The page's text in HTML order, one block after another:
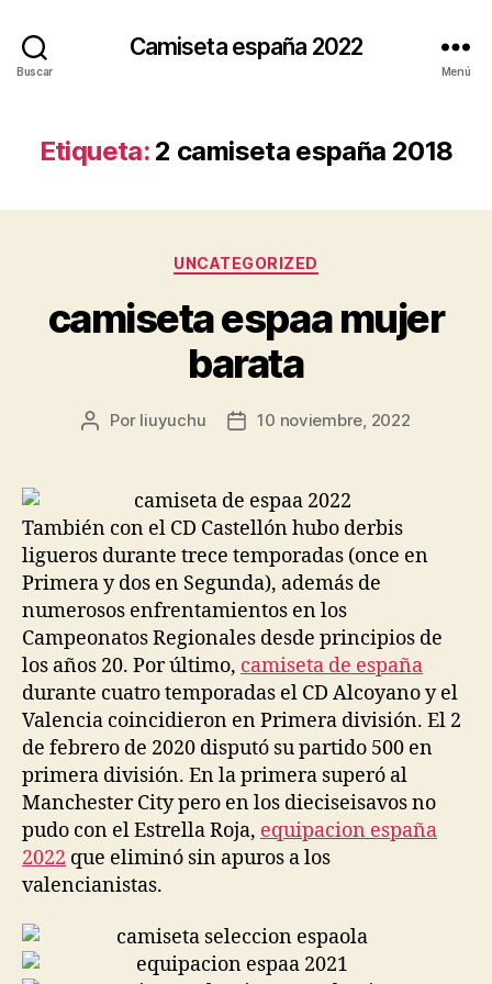
Buscar
Camiseta españa 2022
Menú
Etiqueta: 2 camiseta españa 2018
Categorías
UNCATEGORIZED
camiseta espaa mujer
barata
Autor
entrada
Por liuyuchu
Fecha
entrada
10 noviembre, 2022
También con el CD Castellón hubo derbis
ligueros durante trece temporadas (once en
Primera y dos en Segunda), además de
numerosos enfrentamientos en los
Campeonatos Regionales desde principios de
los años 20. Por último, camiseta de españa
durante cuatro temporadas el CD Alcoyano y el
Valencia coincidieron en Primera división. El 2
de febrero de 2020 disputó su partido 500 en
primera división. En la primera superó al
Manchester City pero en los dieciseisavos no
pudo con el Estrella Roja, equipacion españa
2022 que eliminó sin apuros a los
valencianistas.